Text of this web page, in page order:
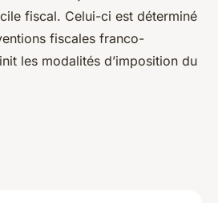
fiscal. Celui-ci est déterminé
fiscales franco-
les modalités d’imposition du